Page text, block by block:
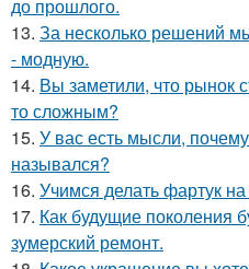
до прошлого.
13. За несколько решений
- модную.
14. Вы заметили, что рынок
то сложным?
15. У вас есть мысли,
назывался?
16. Учимся делать фартук
17. Как будущие поколения
зумерский ремонт.